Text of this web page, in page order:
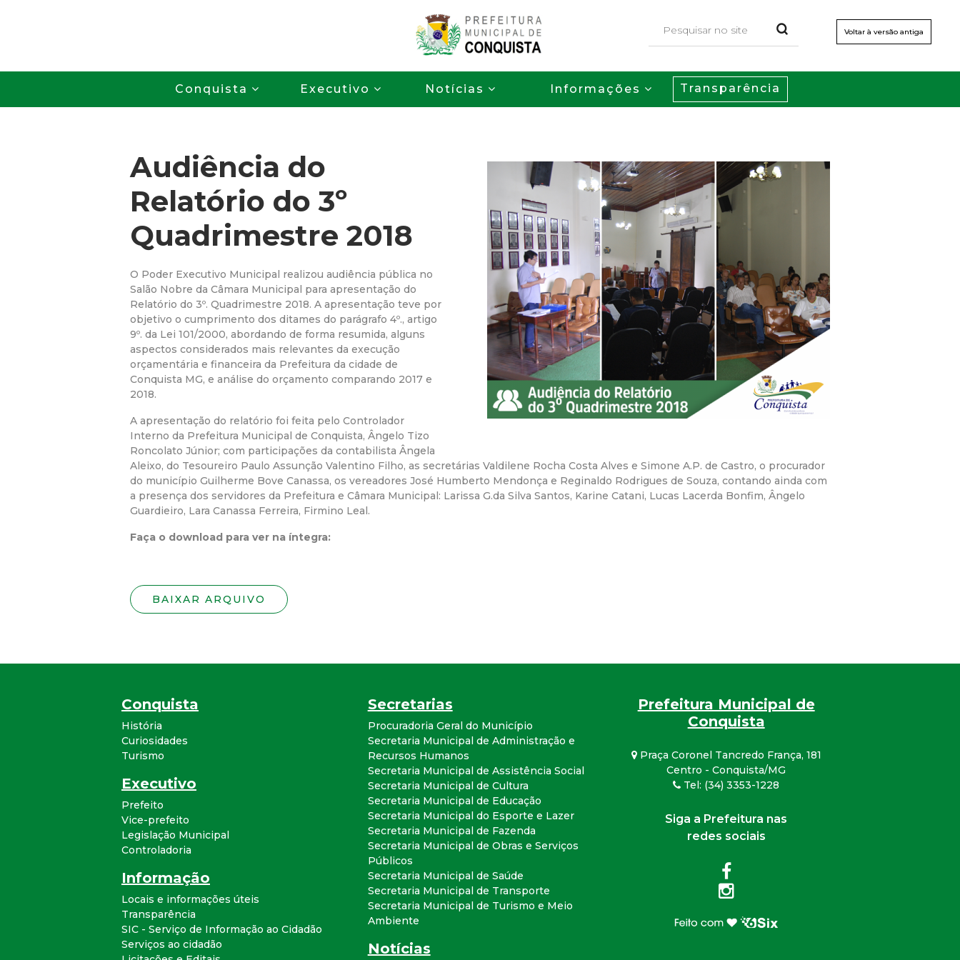
para
o
conteúdo
principal
Voltar à versão antiga
P
r
i
t
u
r
a
M
u
n
i
a
l
d
e
C
o
n
q
u
Conquista Executivo Notícias Informações Transparência
Audiência do
Relatório do 3º
Quadrimestre 2018
O Poder Executivo Municipal realizou audiência pública no
Salão Nobre da Câmara Municipal para apresentação do
Relatório do 3º. Quadrimestre 2018. A apresentação teve por
objetivo o cumprimento dos ditames do parágrafo 4º., artigo
9º. da Lei 101/2000, abordando de forma resumida, alguns
aspectos considerados mais relevantes da execução
orçamentária e financeira da Prefeitura da cidade de
Conquista MG, e análise do orçamento comparando 2017 e
2018.
A apresentação do relatório foi feita pelo Controlador
Interno da Prefeitura Municipal de Conquista, Ângelo Tizo
Roncolato Júnior; com participações da contabilista Ângela
Aleixo, do Tesoureiro Paulo Assunção Valentino Filho, as secretárias Valdilene Rocha Costa Alves e Simone A.P. de Castro, o procurador
do município Guilherme Bove Canassa, os vereadores José Humberto Mendonça e Reginaldo Rodrigues de Souza, contando ainda com
a presença dos servidores da Prefeitura e Câmara Municipal: Larissa G.da Silva Santos, Karine Catani, Lucas Lacerda Bonfim, Ângelo
Guardieiro, Lara Canassa Ferreira, Firmino Leal.
Faça o download para ver na íntegra:
BAIXAR ARQUIVO
Conquista
História
Curiosidades
Turismo
Executivo
Prefeito
Vice-prefeito
Legislação Municipal
Controladoria
Informação
Locais e informações úteis
Transparência
SIC - Serviço de Informação ao Cidadão
Serviços ao cidadão
Secretarias
Procuradoria Geral do Município
Secretaria Municipal de Administração e
Recursos Humanos
Secretaria Municipal de Assistência Social
Secretaria Municipal de Cultura
Secretaria Municipal de Educação
Secretaria Municipal do Esporte e Lazer
Secretaria Municipal de Fazenda
Secretaria Municipal de Obras e Serviços
Públicos
Secretaria Municipal de Saúde
Secretaria Municipal de Transporte
Secretaria Municipal de Turismo e Meio
Ambiente
Notícias
Prefeitura Municipal de
Conquista
Praça Coronel Tancredo França, 181
Centro - Conquista/MG
Tel: (34) 3353-1228
Siga a Prefeitura nas
redes sociais